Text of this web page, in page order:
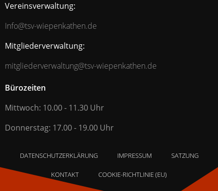
Bürozeiten
Mittwoch: 10.00 - 11.30 Uhr
Donnerstag: 17.00 - 19.00 Uhr
Vereinsverwaltung:
Info@tsv-wiepenkathen.de
Mitgliederverwaltung:
mitgliederverwaltung@tsv-wiepenkathen.de
DATENSCHUTZERKLÄRUNG IMPRESSUM SATZUNG
KONTAKT COOKIE-RICHTLINIE (EU)